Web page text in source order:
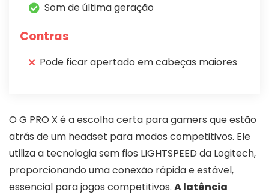
Som de última geração
Contras
Pode ficar apertado em cabeças maiores
O G PRO X é a escolha certa para gamers que estão
atrás de um headset para modos competitivos. Ele
utiliza a tecnologia sem fios LIGHTSPEED da Logitech,
proporcionando uma conexão rápida e estável,
essencial para jogos competitivos. A latência